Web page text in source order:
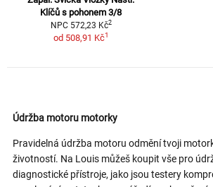
Klíčů s pohonem 3/8
NPC 572,23 Kč2
od 508,91 Kč1
Údržba motoru motorky
Pravidelná údržba motoru odmění tvoji
životností. Na Louis můžeš koupit vše pro
diagnostické přístroje, jako jsou testery